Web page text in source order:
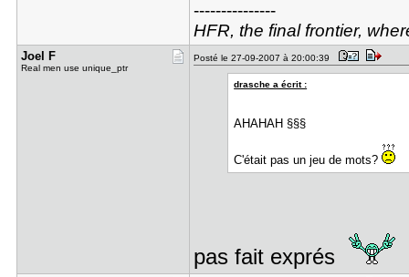
---------------
HFR, the final frontier,
Joel F
Real men use unique_ptr
Posté le 27-09-2007 à 20:00:39
drasche a écrit :
AHAHAH §§§
C'était pas un jeu de mots?
pas fait exprés